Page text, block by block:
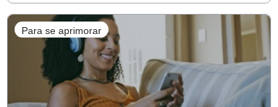
Para se aprimorar